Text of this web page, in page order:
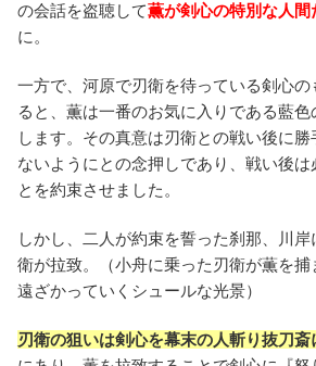
の会話を盗聴して薫が剣心の特別な人間
に。
一方で、河原で刃衛を待っている剣心
ると、薫は一番のお気に入りである藍
します。その真意は刃衛との戦い後に
ないようにとの念押しであり、戦い後は
とを約束させました。
しかし、二人が約束を誓った刹那、川
衛が拉致。（小舟に乗った刃衛が薫を
遠ざかっていくシュールな光景）
刃衛の狙いは剣心を幕末の人斬り抜刀斎